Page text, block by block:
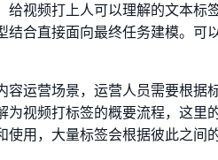
视频打上人可以理解的文本标
合直接面向最终任务建模。可
运营场景，运营人员需要根据
视频打标签的概要流程，这里
用，大量标签会根据彼此之间